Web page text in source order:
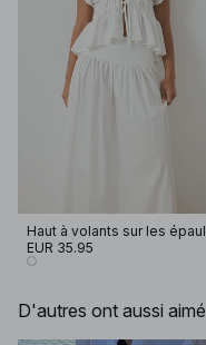
EUR 35.95
D'autres ont aussi aimé